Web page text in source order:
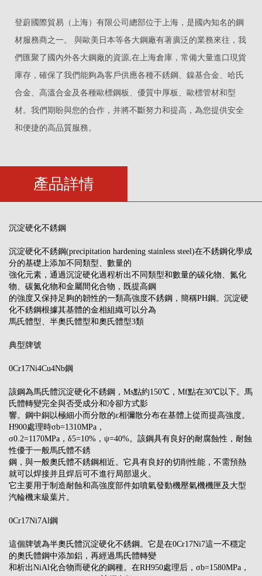
登蔚國際貿易（上海）有限公司總部位于上海，是國內知名的鋼
材服務商之一。 與歐美日本等各大鋼廠有著廣泛的業務來往，我
們匯聚了國內外各大鋼廠的資源,在上海倉庫，常備大量進口現貨
庫存，確保了我們能夠為客戶供應各種不銹鋼、鎳基合金、哈氏
合金、高溫合金及各種歐標鋼板、優質中厚板、歐標管材和型
材。我們期盼與您的合作，并將不斷努力和提高，為您提供安全
和便捷的高品質服務。
產品詳情
沉淀硬化不銹鋼
沉淀硬化不銹鋼(precipitation hardening stainless steel)在不銹鋼化學成
分的基礎上添加不同類型、數量的
強化元素，通過沉淀硬化過程析出不同類型和數量的碳化物、氮化
物、碳氮化物和金屬間化合物，既提高鋼
的強度又保持足夠的韌性的一類高強度不銹鋼，簡稱PH鋼。沉淀硬
化不銹鋼根據其基體的金相組織可以分為
馬氏體型、半奧氏體型和奧氏體型3類
典型牌號
0Cr17Ni4Cu4Nb鋼
該鋼為馬氏體沉淀硬化不銹鋼，Ms點約150℃，Mf點在30℃以下。馬
氏體轉變完全與否受成分和冷卻方式影
響。鋼中銅以極細小而分散的ε相彌散分布在基體上從而提高強度。
H900處理時σb=1310MPa，
σ0.2=1170MPa，δ5=10%，ψ=40%。該鋼具有良好的耐腐蝕性，耐蝕
性優于一般馬氏體不銹
鋼，與一般奧氏體不銹鋼相近。它具有良好的切削性能，不需預熱
就可以焊接并且焊后可不進行局部退火。
它主要用于制造耐蝕和高強度部件如噴氣發動機壓氣機機匣及大型
汽輪機末級葉片。
0Cr17Ni7Al鋼
這個牌號為半奧氏體沉淀硬化不銹鋼。它是在0Cr17Ni7這一不穩定
的奧氏體鋼中添加鋁，再經過馬氏體轉變
和析出NiAl化合物而硬化的鋼種。在RH950處理后，σb=1580MPa，